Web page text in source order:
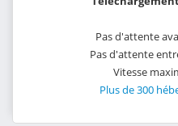
Pas d'attente
Pas d'attente
Vitesse
Plus de 300